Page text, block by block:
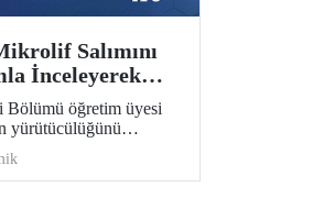
Salımını
İnceleyerek
Stratejileri
TÜBİTAK
öğretim üyesi
yürütücülüğünü
ve Polyester
Koşullarına
UV Maruziyeti ve